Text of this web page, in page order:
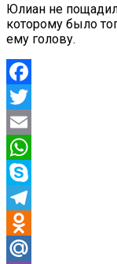
Юлиан не пощадил
которому было
ему голову.
Facebook
Twitter
Email
WhatsApp
Skype
Telegram
Odnoklassniki